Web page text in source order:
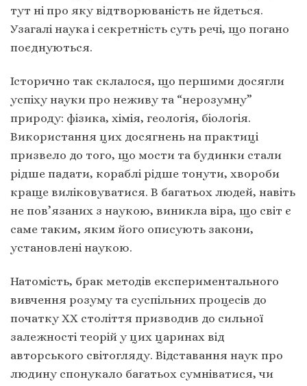
тут ні про яку відтворюваність не йдеться.
Узагалі наука і секретність суть речі, що погано
поєднуються.
Історично так склалося, що першими досягли
успіху науки про неживу та “нерозумну”
природу: фізика, хімія, геологія, біологія.
Використання цих досягнень на практиці
призвело до того, що мости та будинки стали
рідше падати, кораблі рідше тонути, хвороби
краще виліковуватися. В багатьох людей, навіть
не пов’язаних з наукою, виникла віра, що світ є
саме таким, яким його описують закони,
установлені наукою.
Натомість, брак методів експериментального
вивчення розуму та суспільних процесів до
початку XX століття призводив до сильної
залежності теорій у цих царинах від
авторського світогляду. Відставання наук про
людину спонукало багатьох сумніватися, чи